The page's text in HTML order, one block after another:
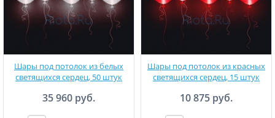
Шары под потолок из белых
светящихся сердец, 50 штук
35 960 руб.
Шары под потолок из красных
светящихся сердец, 15 штук
10 875 руб.